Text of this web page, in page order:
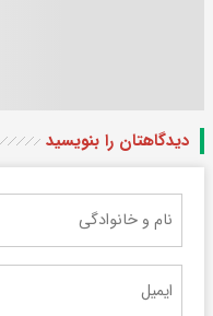
دیدگاهتان را بنویسید